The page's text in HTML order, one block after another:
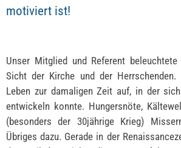
motiviert ist!
Unser Mitglied und Referent
Sicht der Kirche und der
Leben zur damaligen Zeit auf, in der
entwickeln konnte. Hungersnöte,
(besonders der 30jährige Krieg)
Übriges dazu. Gerade in der